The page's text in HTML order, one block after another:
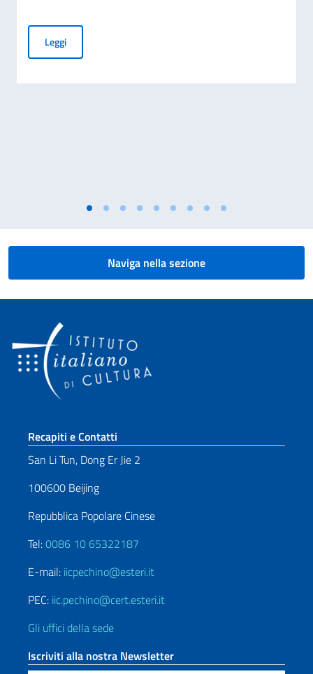
LeggiAscoli Piceno International Prize
Naviga nella sezione
Sezione footer
Recapiti e Contatti
San Li Tun, Dong Er Jie 2
100600 Beijing
Repubblica Popolare Cinese
Tel:0086 10 65322187
E-mail: iicpechino@esteri.it
PEC: iic.pechino@cert.esteri.it
Gli uffici della sede
Iscriviti alla nostra Newsletter